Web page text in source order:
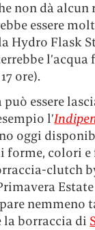
non dà alcun
essere
Hydro Flask
l’acqua
ore).
può essere
l’
oggi
forme, colori e
clutch
Estate
nemmeno
la borraccia di